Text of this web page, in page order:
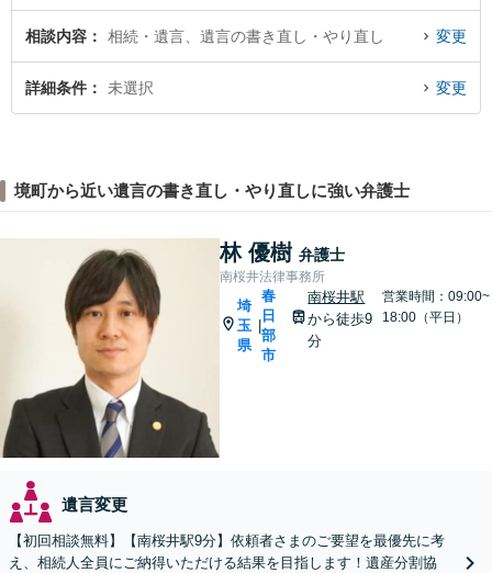
相談内容 相続・遺言、遺言の書き直し・やり直し 変更
詳細条件 未選択 変更
境町から近い遺言の書き直し・やり直しに強い弁護士
林 優樹 弁護士
南桜井法律事務所
埼
玉
県
|
春
日
部
市
南桜井駅
から徒歩9
分
営業時間：09:00~
18:00（平日）
遺言変更
【初回相談無料】【南桜井駅9分】依頼者さまのご要望を最優先に考
え、相続人全員にご納得いただける結果を目指します！遺産分割協